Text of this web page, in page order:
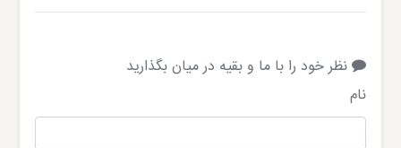
نظر خود را با ما و بقیه در میان بگذارید
نام